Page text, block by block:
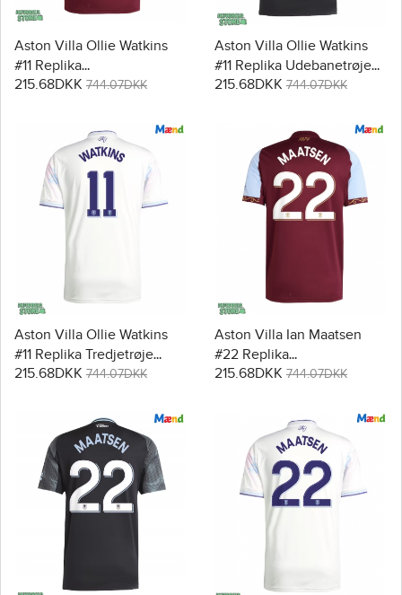
Aston Villa Ollie Watkins
#11 Replika
Hjemmebanetrøje 2025-26
215.68DKK 744.07DKK
Aston Villa Ollie Watkins
#11 Replika Udebanetrøje
2025-26 Kortærmet
215.68DKK 744.07DKK
Aston Villa Ollie Watkins
#11 Replika Tredjetrøje
2025-26 Kortærmet
215.68DKK 744.07DKK
Aston Villa Ian Maatsen
#22 Replika
Hjemmebanetrøje 2025-26
215.68DKK 744.07DKK